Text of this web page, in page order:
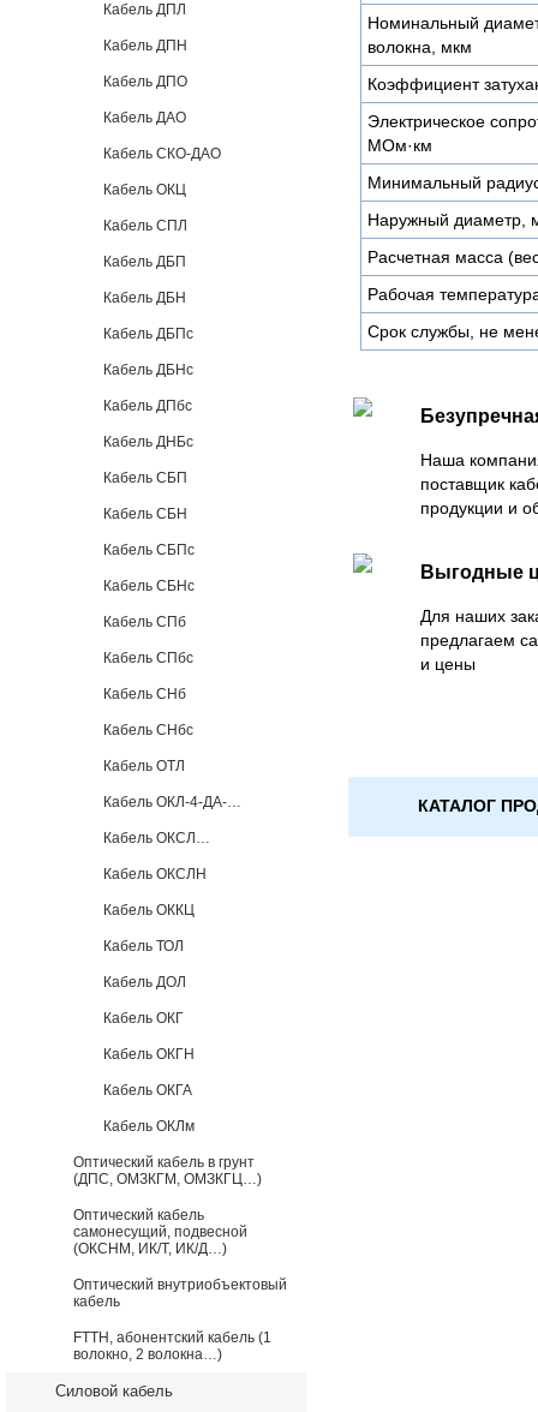
Кабель ДПЛ
Кабель ДПН
Кабель ДПО
Кабель ДАО
Кабель СКО-ДАО
Кабель ОКЦ
Кабель СПЛ
Кабель ДБП
Кабель ДБН
Кабель ДБПс
Кабель ДБНс
Кабель ДПбс
Кабель ДНБс
Кабель СБП
Кабель СБН
Кабель СБПс
Кабель СБНс
Кабель СПб
Кабель СПбс
Кабель СНб
Кабель СНбс
Кабель ОТЛ
Кабель ОКЛ-4-ДА-…
Кабель ОКСЛ…
Кабель ОКСЛН
Кабель ОККЦ
Кабель ТОЛ
Кабель ДОЛ
Кабель ОКГ
Кабель ОКГН
Кабель ОКГА
Кабель ОКЛм
Оптический кабель в грунт
(ДПС, ОМЗКГМ, ОМЗКГЦ…)
Оптический кабель
самонесущий, подвесной
(ОКСНМ, ИК/Т, ИК/Д…)
Оптический внутриобъектовый
кабель
FTTH, абонентский кабель (1
волокно, 2 волокна…)
Силовой кабель
Номинальный
волокна, мкм
Коэффициент
Электрическое
МОм·км
Минимальный
Наружный диаметр,
Расчетная масса
Рабочая
Срок службы, не
Наша
поставщик
продукции и
Выгодные
Для наших
предлагаем
и цены
КАТАЛОГ